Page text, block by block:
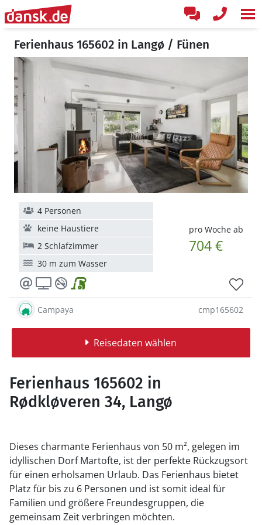
Ferienhaus 165602 in Langø / Fünen
pro Woche ab
704 €
4 Personen
keine Haustiere
2 Schlafzimmer
30 m zum Wasser
Campaya cmp165602
Reisedaten wählen
Ferienhaus 165602 in
Rødkløveren 34, Langø
Dieses charmante Ferienhaus von 50 m², gelegen im
idyllischen Dorf Martofte, ist der perfekte Rückzugsort
für einen erholsamen Urlaub. Das Ferienhaus bietet
Platz für bis zu 6 Personen und ist somit ideal für
Familien und größere Freundesgruppen, die
gemeinsam Zeit verbringen möchten.